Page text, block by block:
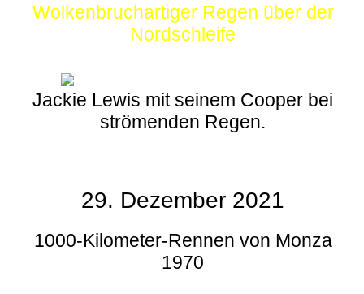
Wolkenbruchartiger Regen über der
Nordschleife
Jackie Lewis mit seinem Cooper bei
strömenden Regen.
29. Dezember 2021
1000-Kilometer-Rennen von Monza
1970